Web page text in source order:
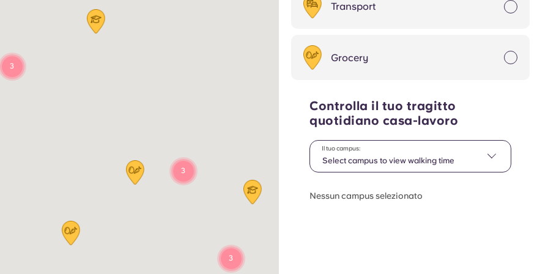
3
3
3
Transport
Grocery
Controlla il tuo tragitto
quotidiano casa-lavoro
Select campus to view walking time
Il tuo campus:
Nessun campus selezionato